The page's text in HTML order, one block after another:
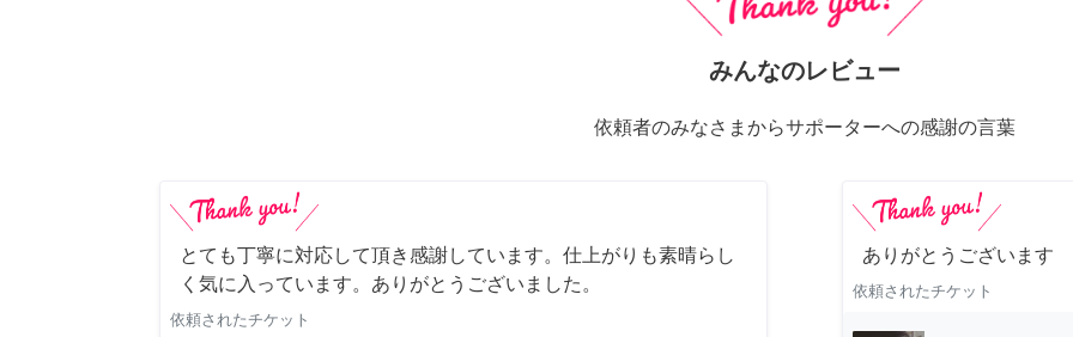
みんなのレビュー
依頼者のみなさまからサポーターへの感謝の言葉
とても丁寧に対応して頂き感謝しています。仕上がりも素晴らし
く気に入っています。ありがとうございました。
依頼されたチケット
ありがとうございます
依頼されたチケット